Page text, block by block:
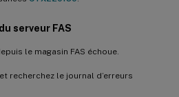
serveur FAS
le magasin FAS échoue.
et recherchez le journal d’erreurs